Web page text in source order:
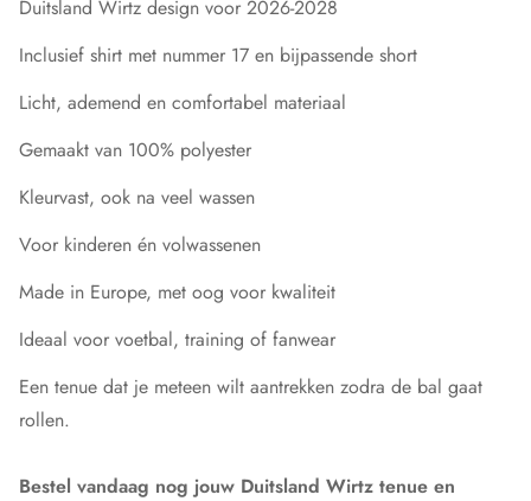
Duitsland Wirtz design voor 2026-2028
Inclusief shirt met nummer 17 en bijpassende short
Licht, ademend en comfortabel materiaal
Gemaakt van 100% polyester
Kleurvast, ook na veel wassen
Voor kinderen én volwassenen
Made in Europe, met oog voor kwaliteit
Ideaal voor voetbal, training of fanwear
Een tenue dat je meteen wilt aantrekken zodra de bal gaat
rollen.
Bestel vandaag nog jouw Duitsland Wirtz tenue en